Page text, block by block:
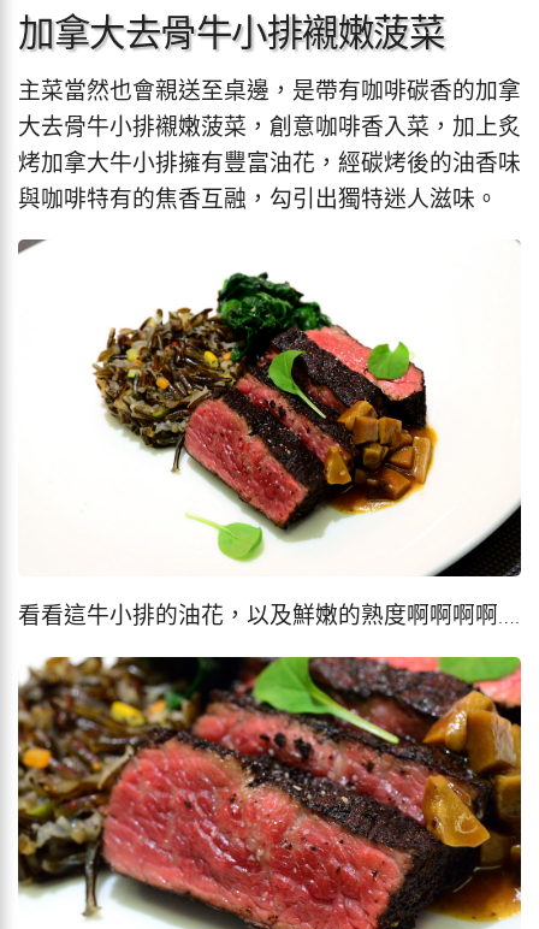
加拿大去骨牛小排襯嫩菠菜
主菜當然也會親送至桌邊，是帶有咖啡碳香的加拿
大去骨牛小排襯嫩菠菜，創意咖啡香入菜，加上炙
烤加拿大牛小排擁有豐富油花，經碳烤後的油香味
與咖啡特有的焦香互融，勾引出獨特迷人滋味。
看看這牛小排的油花，以及鮮嫩的熟度啊啊啊啊….